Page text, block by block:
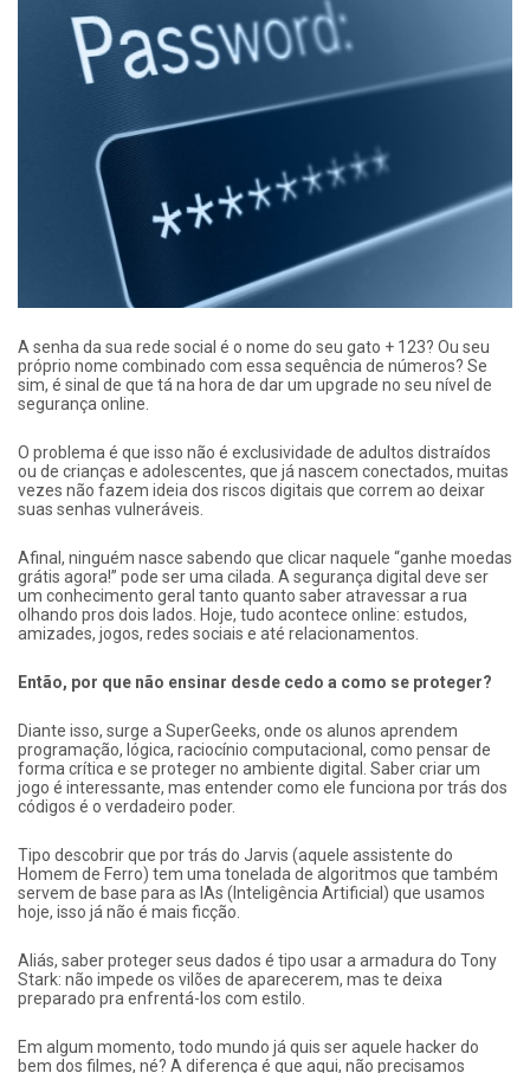
A senha da sua rede social é o nome do seu gato + 123? Ou seu
próprio nome combinado com essa sequência de números? Se
sim, é sinal de que tá na hora de dar um upgrade no seu nível de
segurança online.
O problema é que isso não é exclusividade de adultos distraídos
ou de crianças e adolescentes, que já nascem conectados, muitas
vezes não fazem ideia dos riscos digitais que correm ao deixar
suas senhas vulneráveis.
Afinal, ninguém nasce sabendo que clicar naquele “ganhe moedas
grátis agora!” pode ser uma cilada. A segurança digital deve ser
um conhecimento geral tanto quanto saber atravessar a rua
olhando pros dois lados. Hoje, tudo acontece online: estudos,
amizades, jogos, redes sociais e até relacionamentos.
Então, por que não ensinar desde cedo a como se proteger?
Diante isso, surge a SuperGeeks, onde os alunos aprendem
programação, lógica, raciocínio computacional, como pensar de
forma crítica e se proteger no ambiente digital. Saber criar um
jogo é interessante, mas entender como ele funciona por trás dos
códigos é o verdadeiro poder.
Tipo descobrir que por trás do Jarvis (aquele assistente do
Homem de Ferro) tem uma tonelada de algoritmos que também
servem de base para as IAs (Inteligência Artificial) que usamos
hoje, isso já não é mais ficção.
Aliás, saber proteger seus dados é tipo usar a armadura do Tony
Stark: não impede os vilões de aparecerem, mas te deixa
preparado pra enfrentá-los com estilo.
Em algum momento, todo mundo já quis ser aquele hacker do
bem dos filmes, né? A diferença é que aqui, não precisamos